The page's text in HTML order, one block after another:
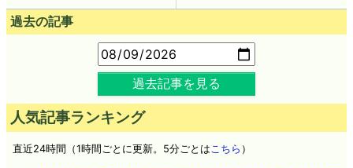
過去の記事
過去記事を見る
人気記事ランキング
直近24時間（1時間ごとに更新。5分ごとはこちら ）